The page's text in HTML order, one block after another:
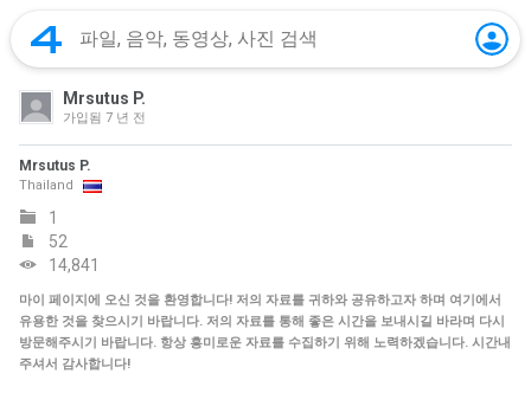
Mrsutus P.
가입됨 7 년 전
Mrsutus P.
Thailand
1
52
14,841
마이 페이지에 오신 것을 환영합니다! 저의 자료를 귀하와 공유하고자 하며 여기에서
유용한 것을 찾으시기 바랍니다. 저의 자료를 통해 좋은 시간을 보내시길 바라며 다시
방문해주시기 바랍니다. 항상 흥미로운 자료를 수집하기 위해 노력하겠습니다. 시간내
주셔서 감사합니다!